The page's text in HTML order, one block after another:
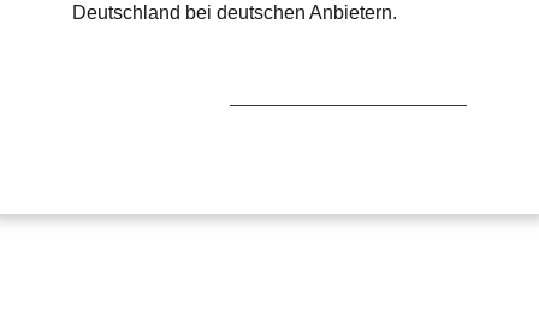
Deutschland bei deutschen Anbietern.